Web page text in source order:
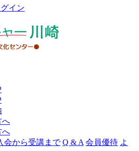
イン
ャ
へ
へ
会から受講まで Q & A 会員優待 よ